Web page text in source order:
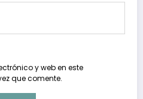
y web en este
que comente.